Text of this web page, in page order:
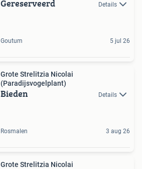
Gereserveerd Details
Goutum 5 jul 26
Grote Strelitzia Nicolai
(Paradijsvogelplant)
Bieden Details
Rosmalen 3 aug 26
Grote Strelitzia Nicolai